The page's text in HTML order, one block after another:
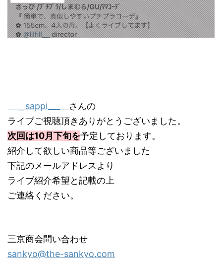
＿sappi___ さんの
ライブご視聴頂きありがとうございました。
次回は10月下旬を予定しております。
紹介して欲しい商品等ございました
下記のメールアドレスより
ライブ紹介希望と記載の上
ご連絡ください。
三京商会問い合わせ
sankyo@the-sankyo.com